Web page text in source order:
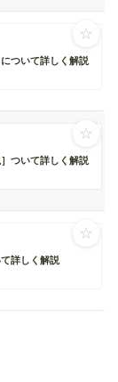
ついて詳しく解説
☆
ついて詳しく解説
☆
詳しく解説
☆